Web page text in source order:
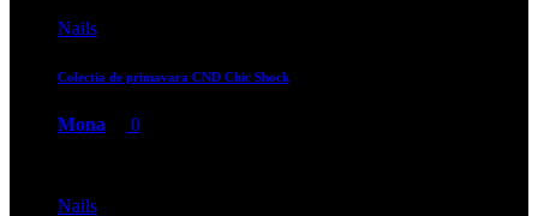
Nails
Colectia de primavara CND Chic Shock
Mona 0
Nails